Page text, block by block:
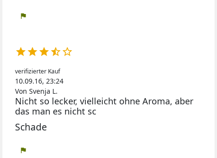
flag

verifizierter Kauf
10.09.16, 23:24
Von Svenja L.
Nicht so lecker, vielleicht ohne Aroma, aber
das man es nicht sc
Schade
flag